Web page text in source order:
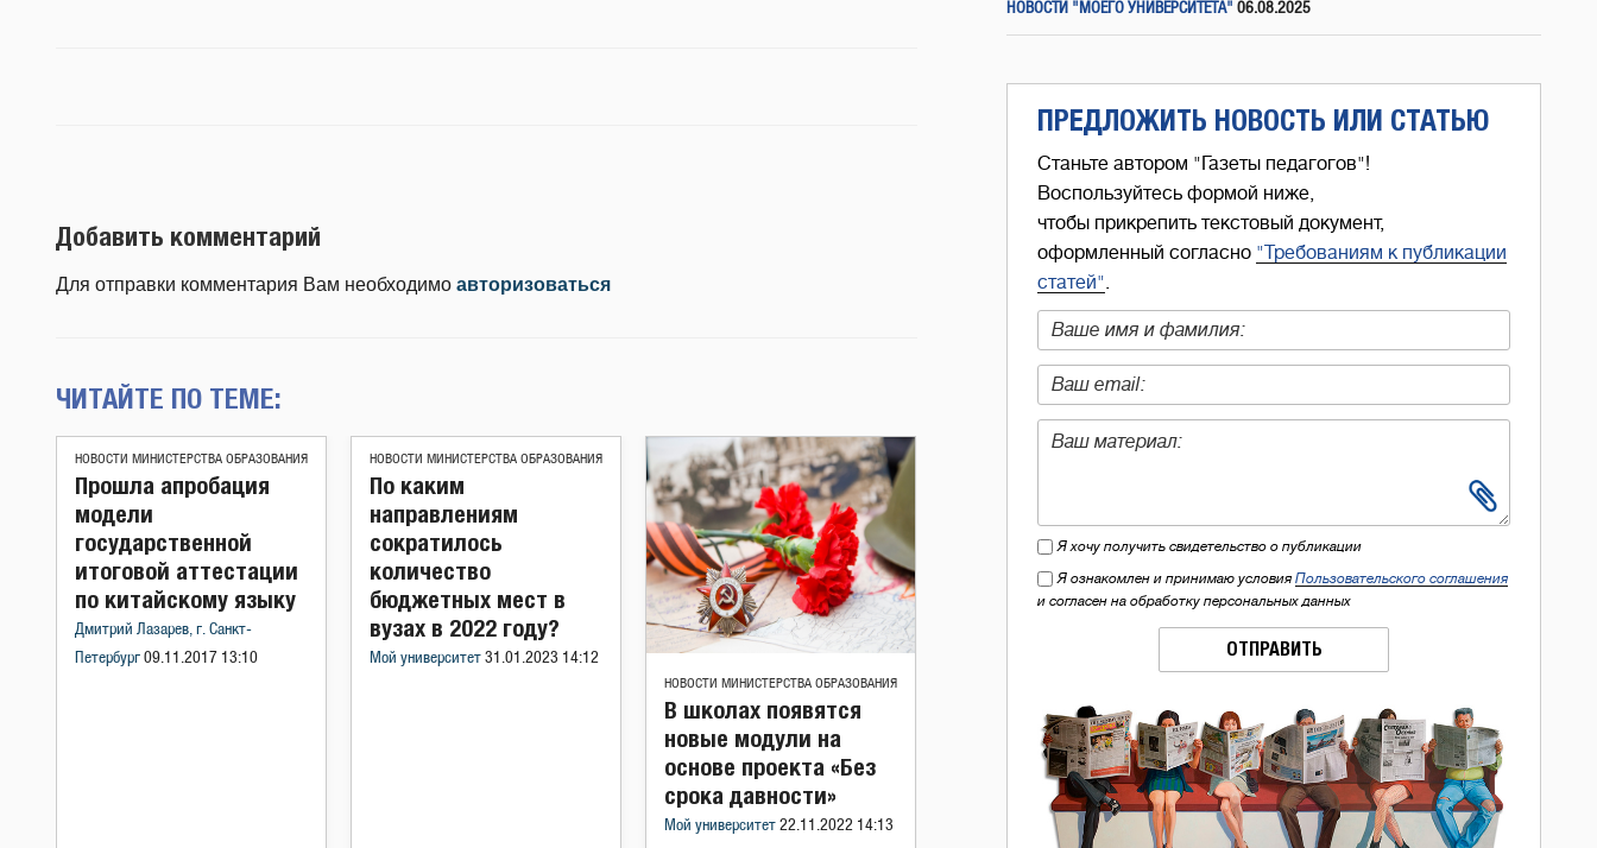
Добавить комментарий
Для отправки комментария Вам необходимо авторизоваться
ЧИТАЙТЕ ПО ТЕМЕ:
НОВОСТИ МИНИСТЕРСТВА ОБРАЗОВАНИЯ
Прошла апробация
модели
государственной
итоговой аттестации
по китайскому языку
Дмитрий Лазарев, г. Санкт-
Петербург 09.11.2017 13:10
НОВОСТИ МИНИСТЕРСТВА ОБРАЗОВАНИЯ
По каким
направлениям
сократилось
количество
бюджетных мест в
вузах в 2022 году?
Мой университет 31.01.2023 14:12
НОВОСТИ МИНИСТЕРСТВА ОБРАЗОВАНИЯ
В школах появятся
новые модули на
основе проекта «Без
срока давности»
Мой университет 22.11.2022 14:13
НОВОСТИ "МОЕГО УНИВЕРСИТЕТА" 06.08.2025
ПРЕДЛОЖИТЬ НОВОСТЬ ИЛИ СТАТЬЮ
Станьте автором "Газеты педагогов"!
Воспользуйтесь формой ниже,
чтобы прикрепить текстовый документ,
оформленный согласно "Требованиям к публикации
статей".
Я хочу получить свидетельство о публикации
Я ознакомлен и принимаю условия Пользовательского соглашения
и согласен на обработку персональных данных
ОТПРАВИТЬ